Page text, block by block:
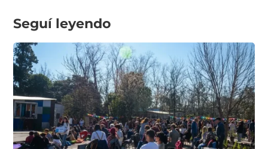
Seguí leyendo